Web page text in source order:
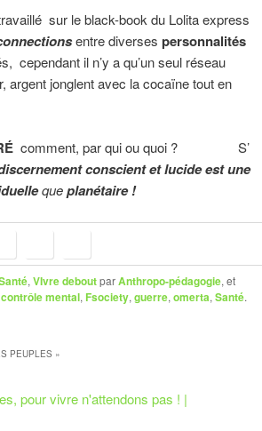
sur le black-book du Lolita express
entre diverses personnalités
cependant il n’y a qu’un seul réseau
argent jonglent avec la cocaïne tout en
comment, par qui ou quoi ? S’
conscient et lucide est une
queplanétaire !
, VIvre deboutparAnthropo-pédagogie, et
contrôle mental, Fsociety, guerre, omerta, Santé.
PEUPLES»
pour vivre n'attendons pas ! |